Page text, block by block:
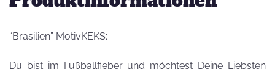
“Brasilien” MotivKEKS:
Du bist im Fußballfieber und möchtest Deine Liebsten